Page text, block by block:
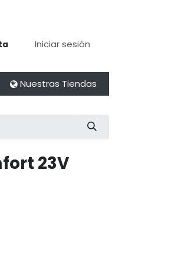
Iniciar sesión
Nuestras Tiendas
23V